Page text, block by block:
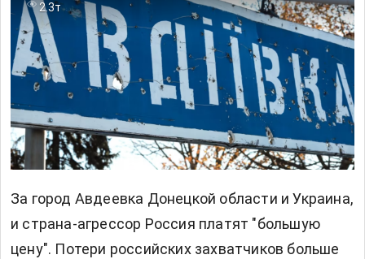
2.3т
За город Авдеевка Донецкой области и Украина,
и страна-агрессор Россия платят "большую
цену". Потери российских захватчиков больше